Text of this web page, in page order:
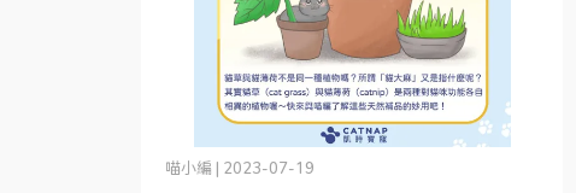
喵小編 | 2023-07-19